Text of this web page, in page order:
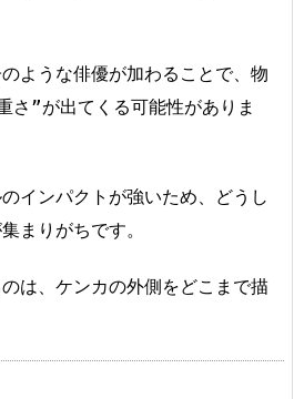
ような俳優が加わることで、物
さ”が出てくる可能性がありま
インパクトが強いため、どうし
まりがちです。
は、ケンカの外側をどこまで描